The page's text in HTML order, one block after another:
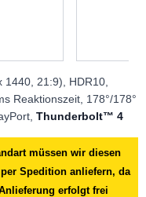
1440, 21:9), HDR10,
Reaktionszeit, 178°/178°
Thunderbolt™ 4
müssen wir diesen
Spedition anliefern, da
erfolgt frei